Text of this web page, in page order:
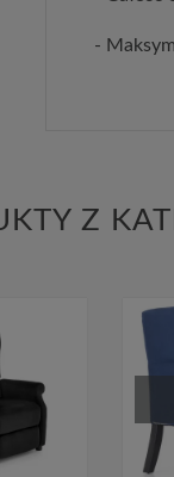
-
Z